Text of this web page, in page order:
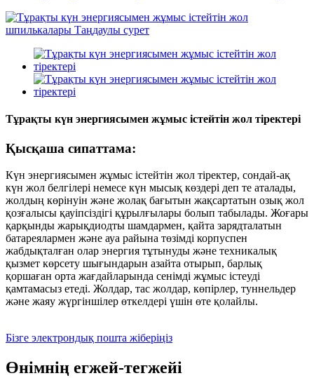
Тұрақты күн энергиясымен жұмыс істейтін жол тіректері
Қысқаша сипаттама:
Күн энергиясымен жұмыс істейтін жол тіректер, сондай-ақ
күн жол белгілері немесе күн мысық көздері деп те аталады,
жолдың көрінуін және жолақ бағытын жақсартатын озық жол
қозғалысы қауіпсіздігі құрылғылары болып табылады. Жоғары
қарқынды жарықдиодты шамдармен, қайта зарядталатын
батареялармен және ауа райына төзімді корпуспен
жабдықталған олар энергия тұтынуды және техникалық
қызмет көрсету шығындарын азайта отырып, барлық
қоршаған орта жағдайларында сенімді жұмыс істеуді
қамтамасыз етеді. Жолдар, тас жолдар, көпірлер, туннельдер
және жаяу жүргіншілер өткелдері үшін өте қолайлы.
Бізге электрондық пошта жіберіңіз
Өнімнің егжей-тегжейі